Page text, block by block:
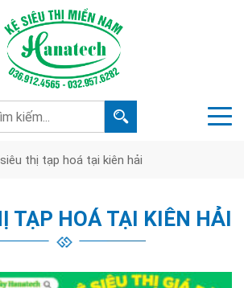
thị tạp hoá tại kiên hải
TẠP HOÁ TẠI KIÊN HẢI